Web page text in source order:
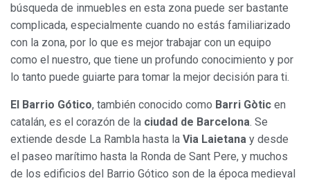
búsqueda de inmuebles en esta zona puede ser bastante
complicada, especialmente cuando no estás familiarizado
con la zona, por lo que es mejor trabajar con un equipo
como el nuestro, que tiene un profundo conocimiento y por
lo tanto puede guiarte para tomar la mejor decisión para ti.
El Barrio Gótico, también conocido como Barri Gòtic en
catalán, es el corazón de la ciudad de Barcelona. Se
extiende desde La Rambla hasta la Via Laietana y desde
el paseo marítimo hasta la Ronda de Sant Pere, y muchos
de los edificios del Barrio Gótico son de la época medieval